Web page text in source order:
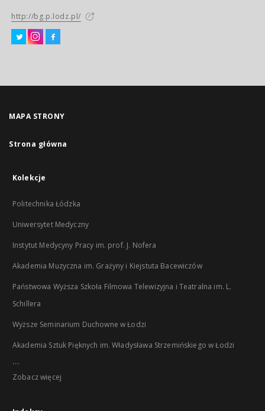
http://bg.p.lodz.pl/
MAPA STRONY
Strona główna
Kolekcje
Politechnika Łódzka
Uniwersytet Medyczny
Instytut Medycyny Pracy im. prof. J. Nofera
Akademia Muzyczna im. Grażyny i Kiejstuta Bacewiczów
Państwowa Wyższa Szkoła Filmowa Telewizyjna i Teatralna im. L.
Schillera
Wyższe Seminarium Duchowne w Łodzi
Akademia Sztuk Pięknych im. Władysława Strzemińskiego w Łodzi
...
Zobacz więcej